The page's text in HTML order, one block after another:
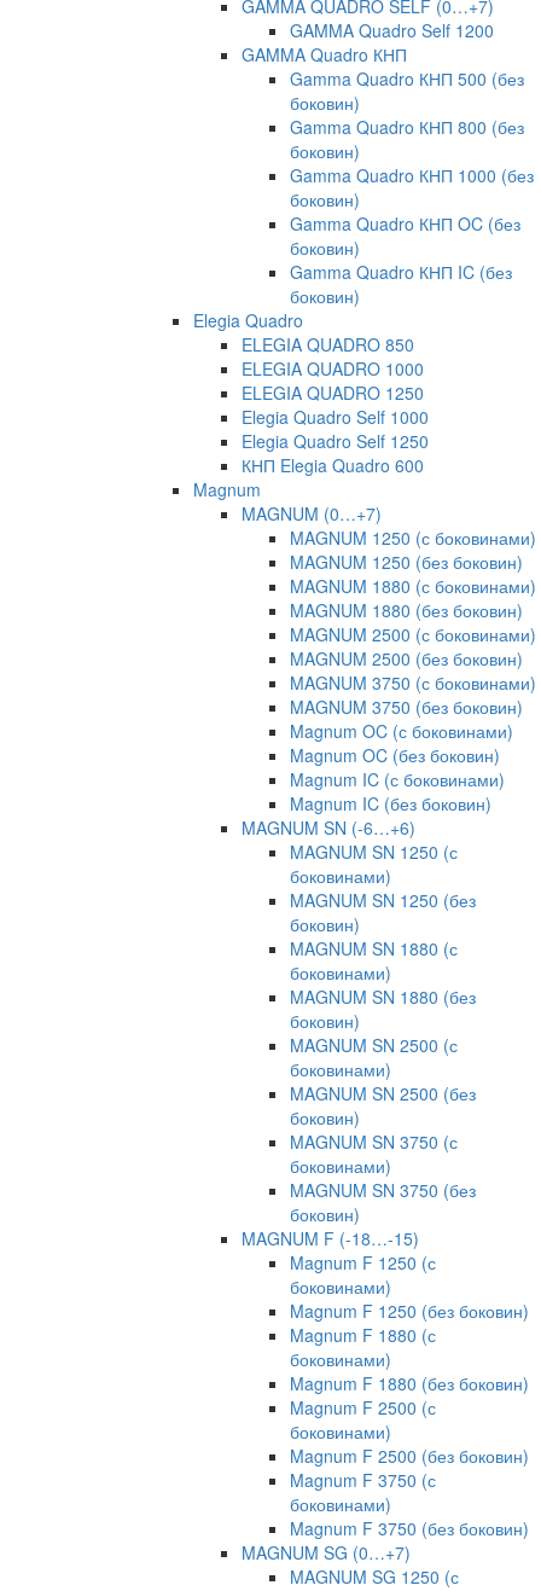
GAMMA QUADRO SELF (0…+7)
GAMMA Quadro Self 1200
GAMMA Quadro КНП
Gamma Quadro КНП 500 (без
боковин)
Gamma Quadro КНП 800 (без
боковин)
Gamma Quadro КНП 1000 (без
боковин)
Gamma Quadro КНП OC (без
боковин)
Gamma Quadro КНП IC (без
боковин)
Elegia Quadro
ELEGIA QUADRO 850
ELEGIA QUADRO 1000
ELEGIA QUADRO 1250
Elegia Quadro Self 1000
Elegia Quadro Self 1250
КНП Elegia Quadro 600
Magnum
MAGNUM (0…+7)
MAGNUM 1250 (с боковинами)
MAGNUM 1250 (без боковин)
MAGNUM 1880 (с боковинами)
MAGNUM 1880 (без боковин)
MAGNUM 2500 (с боковинами)
MAGNUM 2500 (без боковин)
MAGNUM 3750 (с боковинами)
MAGNUM 3750 (без боковин)
Magnum OC (с боковинами)
Magnum OC (без боковин)
Magnum IC (с боковинами)
Magnum IC (без боковин)
MAGNUM SN (-6…+6)
MAGNUM SN 1250 (с
боковинами)
MAGNUM SN 1250 (без
боковин)
MAGNUM SN 1880 (с
боковинами)
MAGNUM SN 1880 (без
боковин)
MAGNUM SN 2500 (с
боковинами)
MAGNUM SN 2500 (без
боковин)
MAGNUM SN 3750 (с
боковинами)
MAGNUM SN 3750 (без
боковин)
MAGNUM F (-18…-15)
Magnum F 1250 (с
боковинами)
Magnum F 1250 (без боковин)
Magnum F 1880 (с
боковинами)
Magnum F 1880 (без боковин)
Magnum F 2500 (с
боковинами)
Magnum F 2500 (без боковин)
Magnum F 3750 (с
боковинами)
Magnum F 3750 (без боковин)
MAGNUM SG (0…+7)
MAGNUM SG 1250 (с